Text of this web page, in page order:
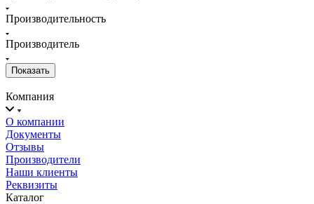
Производительность
Производитель
Компания
О компании
Документы
Отзывы
Производители
Наши клиенты
Реквизиты
Каталог